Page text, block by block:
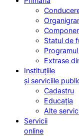
Statul de
Extrase
Instituțiile
și serviciile
Cadastru
Educația
Alte
Servicii
online